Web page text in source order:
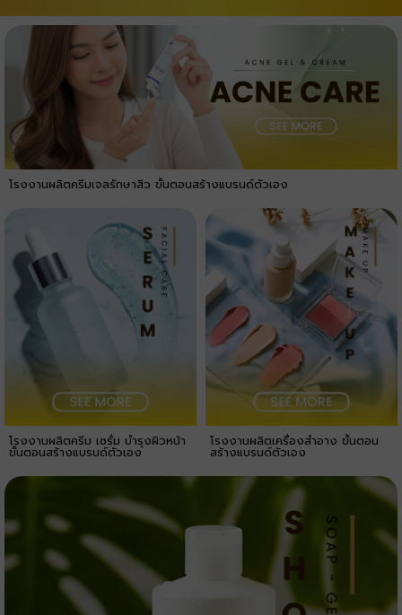
โรงงานผลิตครีมเจลรักษาสิว ขั้นตอนสร้างแบรนด์ตัวเอง
โรงงานผลิตครีม เซรั่ม บำรุงผิวหน้า
ขั้นตอนสร้างแบรนด์ตัวเอง
โรงงานผลิตเครื่องสำอาง ขั้นตอน
สร้างแบรนด์ตัวเอง